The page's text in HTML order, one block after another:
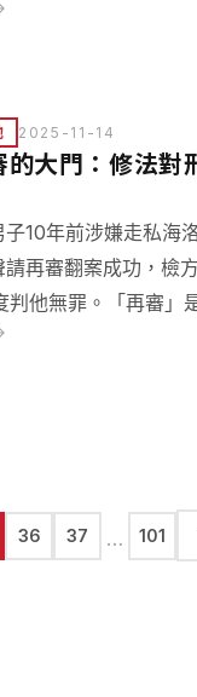
麼禁蒙面法不好？
2025-11-14
的大門：修法對
10年前涉嫌走私海
再審翻案成功，檢
判他無罪。「再審」
透過再審的方式獲
36 37 … 101